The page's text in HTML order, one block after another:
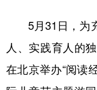
Русский язык
5月31日，为充
人、实践育人的
在北京举办“阅读